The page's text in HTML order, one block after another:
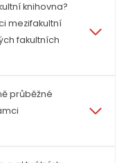
knihovna?
mezifakultní
fakultních
průběžné